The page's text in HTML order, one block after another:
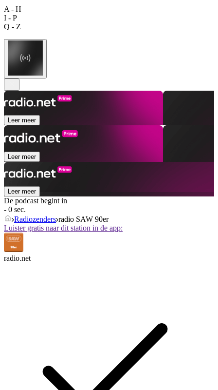
A - H
I - P
Q - Z
Leer meer
Leer meer
Leer meer
De podcast begint in
- 0 sec.
Radiozenders radio SAW 90er
Luister gratis naar dit station in de app:
radio.net